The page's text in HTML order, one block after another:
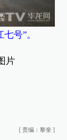
号”。
片
[ 责编：黎奎 ]